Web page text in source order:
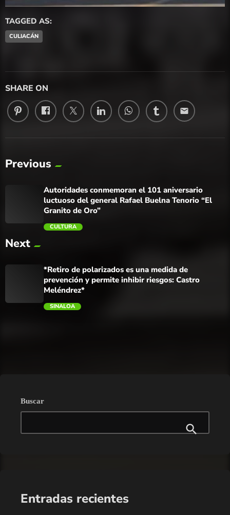
TAGGED AS:
CULIACÁN
SHARE ON
email
Previous
Autoridades conmemoran el 101 aniversario
luctuoso del general Rafael Buelna Tenorio “El
Granito de Oro”
CULTURA
Next
*Retiro de polarizados es una medida de
prevención y permite inhibir riesgos: Castro
Meléndrez*
SINALOA
Buscar
Entradas recientes